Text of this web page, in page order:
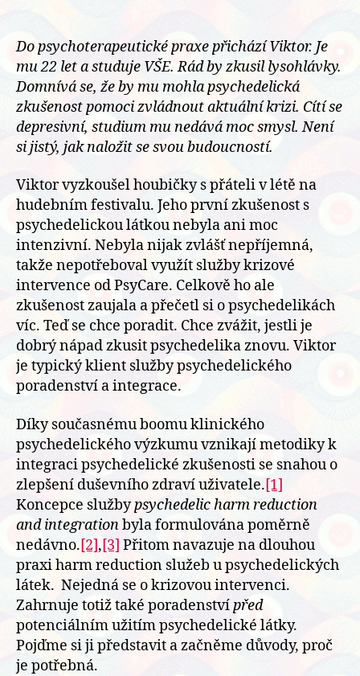
Do psychoterapeutické praxe přichází Viktor. Je
mu 22 let a studuje VŠE. Rád by zkusil lysohlávky.
Domnívá se, že by mu mohla psychedelická
zkušenost pomoci zvládnout aktuální krizi. Cítí se
depresivní, studium mu nedává moc smysl. Není
si jistý, jak naložit se svou budoucností.
Viktor vyzkoušel houbičky s přáteli v létě na
hudebním festivalu. Jeho první zkušenost s
psychedelickou látkou nebyla ani moc
intenzivní. Nebyla nijak zvlášť nepříjemná,
takže nepotřeboval využít služby krizové
intervence od PsyCare. Celkově ho ale
zkušenost zaujala a přečetl si o psychedelikách
víc. Teď se chce poradit. Chce zvážit, jestli je
dobrý nápad zkusit psychedelika znovu. Viktor
je typický klient služby psychedelického
poradenství a integrace.
Díky současnému boomu klinického
psychedelického výzkumu vznikají metodiky k
integraci psychedelické zkušenosti se snahou o
zlepšení duševního zdraví uživatele.[1]
Koncepce službypsychedelic harm reduction
and integrationbyla formulována poměrně
nedávno.[2],[3] Přitom navazuje na dlouhou
praxi harm reduction služeb u psychedelických
látek. Nejedná se o krizovou intervenci.
Zahrnuje totiž také poradenstvípřed
potenciálním užitím psychedelické látky.
Pojďme si ji představit a začněme důvody, proč
je potřebná.